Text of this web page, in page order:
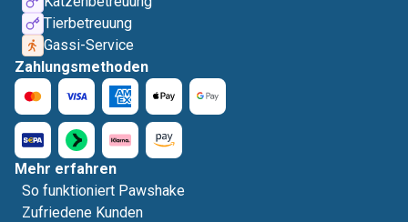
Tierbetreuung
Gassi-Service
Zahlungsmethoden
Mehr erfahren
So funktioniert Pawshake
Zufriedene Kunden